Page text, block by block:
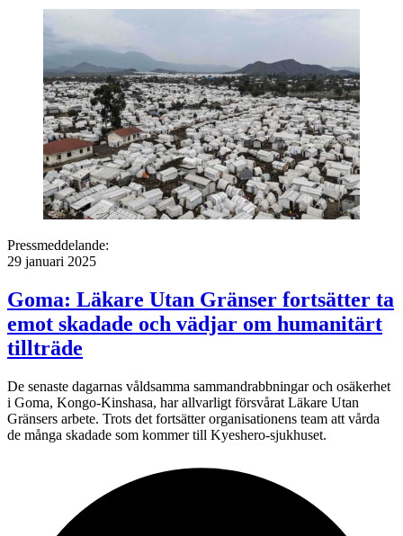
Pressmeddelande:
29 januari 2025
Goma: Läkare Utan Gränser fortsätter ta
emot skadade och vädjar om humanitärt
tillträde
De senaste dagarnas våldsamma sammandrabbningar och osäkerhet
i Goma, Kongo-Kinshasa, har allvarligt försvårat Läkare Utan
Gränsers arbete. Trots det fortsätter organisationens team att vårda
de många skadade som kommer till Kyeshero-sjukhuset.